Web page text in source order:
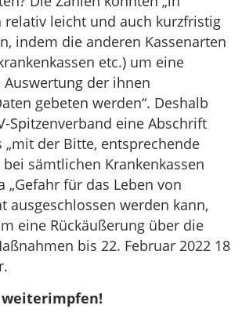
relativ leicht und auch kurzfristig
indem die anderen Kassenarten
etc.) um eine
der ihnen
gebeten werden“. Deshalb
Spitzenverband eine Abschrift
„mit der Bitte, entsprechende
sämtlichen Krankenkassen
„Gefahr für das Leben von
ausgeschlossen werden kann,
eine Rückäußerung über die
bis 22. Februar 2022 18
weiterimpfen!